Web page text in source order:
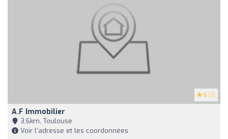
5 (3)
A.F Immobilier
3,6km, Toulouse
Voir l'adresse et les coordonnées